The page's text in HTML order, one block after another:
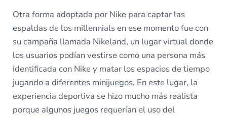
Otra forma adoptada por Nike para captar las
espaldas de los millennials en ese momento fue con
su campaña llamada Nikeland, un lugar virtual donde
los usuarios podían vestirse como una persona más
identificada con Nike y matar los espacios de tiempo
jugando a diferentes minijuegos. En este lugar, la
experiencia deportiva se hizo mucho más realista
porque algunos juegos requerían el uso del